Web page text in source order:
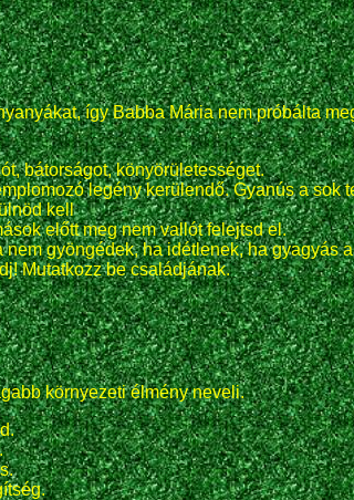
így Babba Mária nem próbálta
bátorságot, könyörületességet.
legény kerülendő. Gyanús a sok
kell
előtt meg nem vallót felejtsd el.
gyöngédek, ha idétlenek, ha gyagyás
Mutatkozz be családjának.
környezeti élmény neveli.